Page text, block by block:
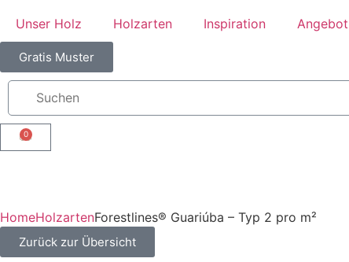
Unser Holz Holzarten Inspiration
Gratis Muster
0
HomeHolzartenForestlines® Guariúba – Typ 2 pro m²
Zurück zur Übersicht